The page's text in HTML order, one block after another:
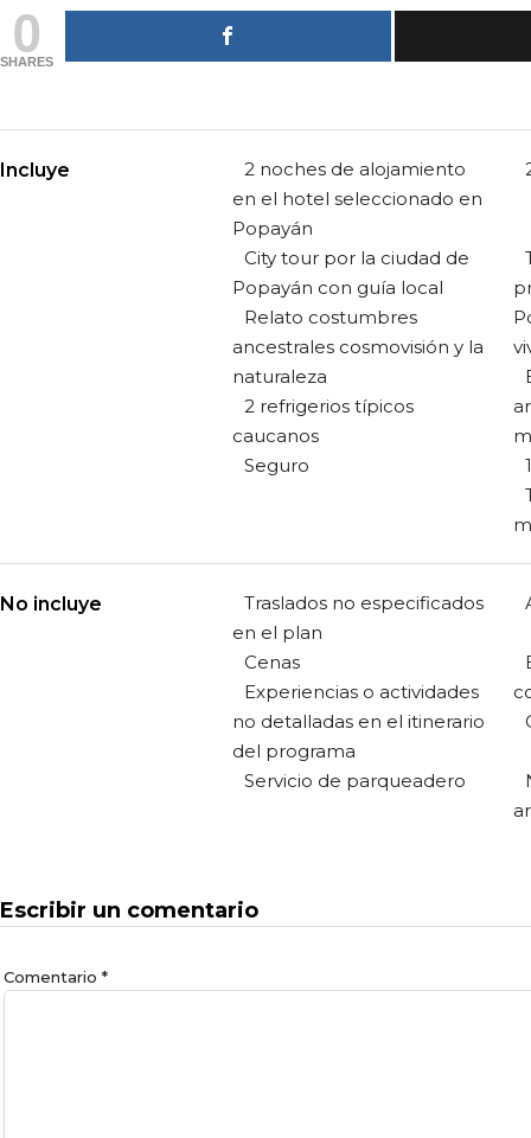
0
SHARES
Incluye
2 noches de alojamiento
en el hotel seleccionado en
Popayán
City tour por la ciudad de
Popayán con guía local
Relato costumbres
ancestrales cosmovisión y la
naturaleza
2 refrigerios típicos
caucanos
Seguro
No incluye
Traslados no especificados
en el plan
Cenas
Experiencias o actividades
no detalladas en el itinerario
del programa
Servicio de parqueadero
Escribir un comentario
Comentario *